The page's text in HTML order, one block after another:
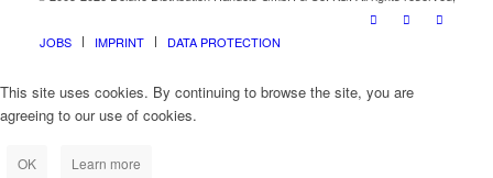
JOBS IMPRINT DATA PROTECTION
This site uses cookies. By continuing to browse the site, you are
agreeing to our use of cookies.
OK Learn more